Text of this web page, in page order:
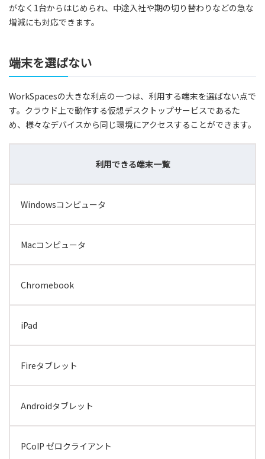
がなく1台からはじめられ、中途入社や期の切り替わりなどの急な
増減にも対応できます。
端末を選ばない
WorkSpacesの大きな利点の一つは、利用する端末を選ばない点で
す。クラウド上で動作する仮想デスクトップサービスであるた
め、様々なデバイスから同じ環境にアクセスすることができます。
利用できる端末一覧
Windowsコンピュータ
Macコンピュータ
Chromebook
iPad
Fireタブレット
Androidタブレット
PCoIP ゼロクライアント